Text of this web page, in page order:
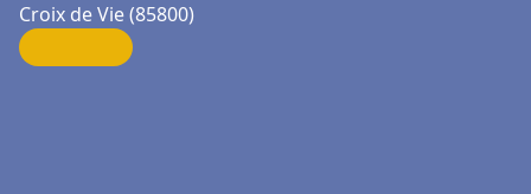
Croix de Vie (85800)